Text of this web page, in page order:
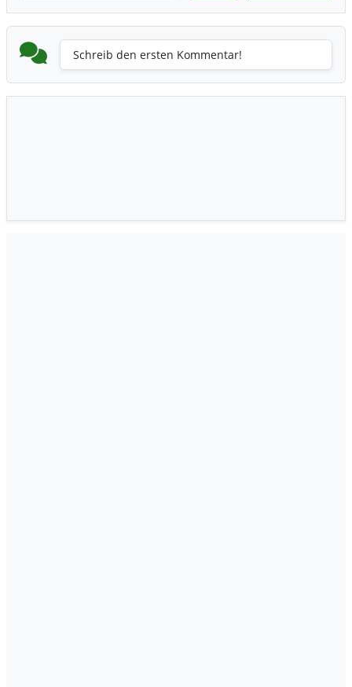
Schreib den ersten Kommentar!